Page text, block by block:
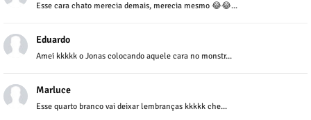
Esse cara chato merecia demais, merecia mesmo 😂😂...
Eduardo
Amei kkkkk o Jonas colocando aquele cara no monstr...
Marluce
Esse quarto branco vai deixar lembranças kkkkk che...